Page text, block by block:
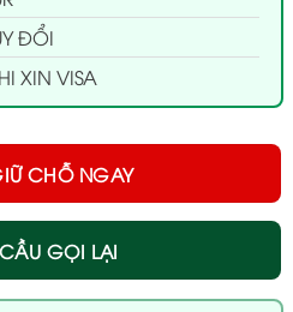
ĐỔI
XIN VISA
GỌI LẠI
CHỖ NGAY